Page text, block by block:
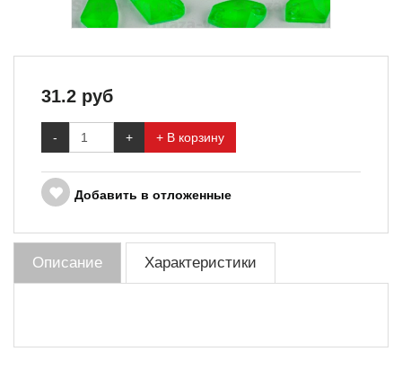
31.2 руб
- + + В корзину
Добавить в отложенные
Описание Характеристики